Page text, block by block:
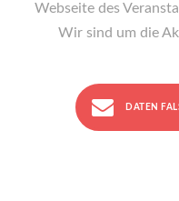
Webseite des
Wir sind um die
DATEN